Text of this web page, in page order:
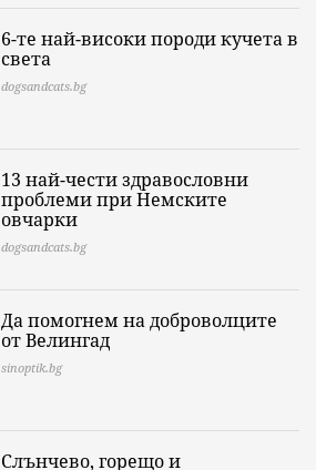
6-те най-високи породи кучета в
света
dogsandcats.bg
13 най-чести здравословни
проблеми при Немските
овчарки
dogsandcats.bg
Да помогнем на доброволците
от Велингад
sinoptik.bg
Слънчево, горещо и